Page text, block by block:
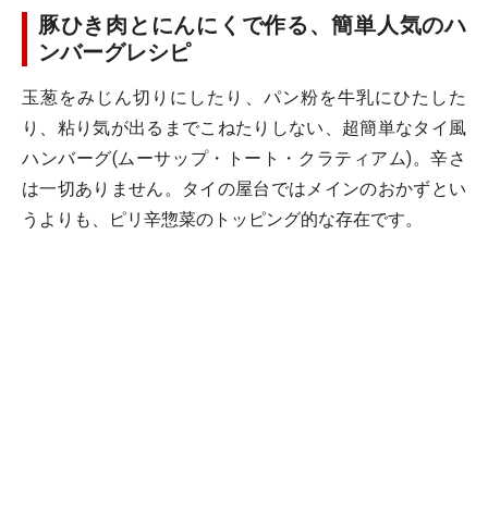
豚ひき肉とにんにくで作る、簡単人気のハ
ンバーグレシピ
玉葱をみじん切りにしたり、パン粉を牛乳にひたした
り、粘り気が出るまでこねたりしない、超簡単なタイ風
ハンバーグ(ムーサップ・トート・クラティアム)。辛さ
は一切ありません。タイの屋台ではメインのおかずとい
うよりも、ピリ辛惣菜のトッピング的な存在です。